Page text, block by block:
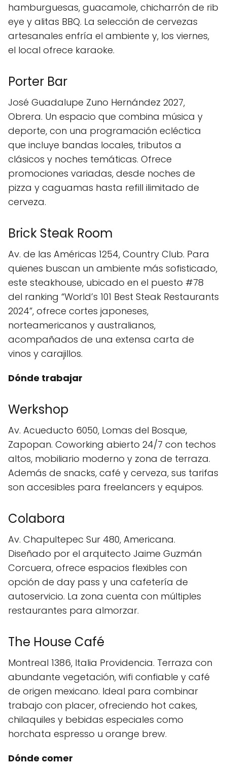
hamburguesas, guacamole, chicharrón de rib
eye y alitas BBQ. La selección de cervezas
artesanales enfría el ambiente y, los viernes,
el local ofrece karaoke.
Porter Bar
José Guadalupe Zuno Hernández 2027,
Obrera. Un espacio que combina música y
deporte, con una programación ecléctica
que incluye bandas locales, tributos a
clásicos y noches temáticas. Ofrece
promociones variadas, desde noches de
pizza y caguamas hasta refill ilimitado de
cerveza.
Brick Steak Room
Av. de las Américas 1254, Country Club. Para
quienes buscan un ambiente más sofisticado,
este steakhouse, ubicado en el puesto #78
del ranking “World’s 101 Best Steak Restaurants
2024”, ofrece cortes japoneses,
norteamericanos y australianos,
acompañados de una extensa carta de
vinos y carajillos.
Dónde trabajar
Werkshop
Av. Acueducto 6050, Lomas del Bosque,
Zapopan. Coworking abierto 24/7 con techos
altos, mobiliario moderno y zona de terraza.
Además de snacks, café y cerveza, sus tarifas
son accesibles para freelancers y equipos.
Colabora
Av. Chapultepec Sur 480, Americana.
Diseñado por el arquitecto Jaime Guzmán
Corcuera, ofrece espacios flexibles con
opción de day pass y una cafetería de
autoservicio. La zona cuenta con múltiples
restaurantes para almorzar.
The House Café
Montreal 1386, Italia Providencia. Terraza con
abundante vegetación, wifi confiable y café
de origen mexicano. Ideal para combinar
trabajo con placer, ofreciendo hot cakes,
chilaquiles y bebidas especiales como
horchata espresso u orange brew.
Dónde comer